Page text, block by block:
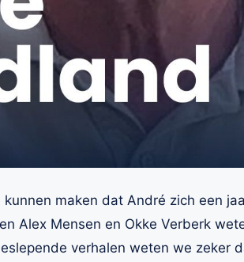
maken dat André zich een
Alex Mensen en Okke Verberk
verhalen weten we zeker